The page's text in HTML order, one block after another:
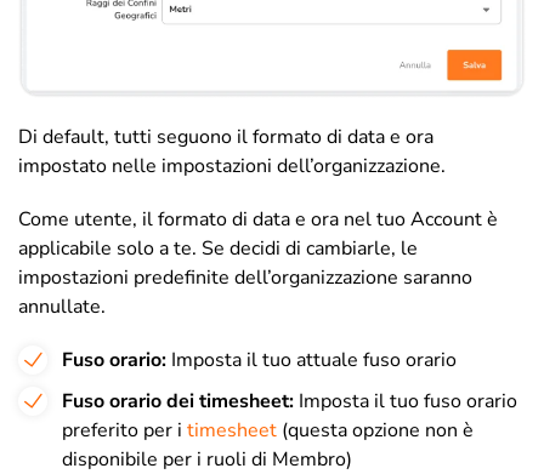
Di default, tutti seguono il formato di data e ora
impostato nelle impostazioni dell’organizzazione.
Come utente, il formato di data e ora nel tuo Account è
applicabile solo a te. Se decidi di cambiarle, le
impostazioni predefinite dell’organizzazione saranno
annullate.
Fuso orario: Imposta il tuo attuale fuso orario
Fuso orario dei timesheet: Imposta il tuo fuso orario
preferito per i timesheet (questa opzione non è
disponibile per i ruoli di Membro)